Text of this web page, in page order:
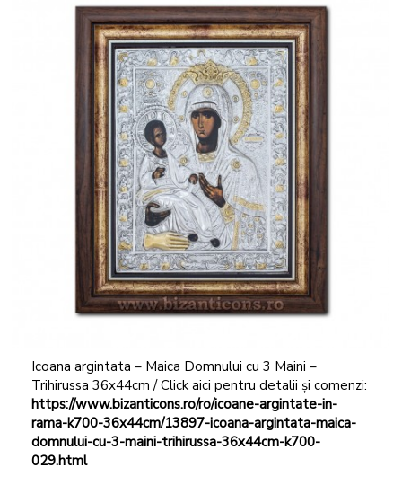
Icoana argintata – Maica Domnului cu 3 Maini –
Trihirussa 36x44cm / Click aici pentru detalii și comenzi:
https://www.bizanticons.ro/ro/icoane-argintate-in-
rama-k700-36x44cm/13897-icoana-argintata-maica-
domnului-cu-3-maini-trihirussa-36x44cm-k700-
029.html